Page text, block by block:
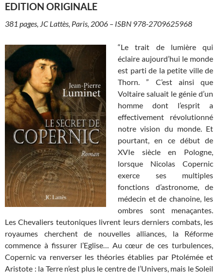
EDITION ORIGINALE
381 pages, JC Lattès, Paris, 2006 – ISBN 978-2709625968
“Le trait de lumière qui
éclaire aujourd’hui le monde
est parti de la petite ville de
Thorn. ” C’est ainsi que
Voltaire saluait le génie d’un
homme dont l’esprit a
effectivement révolutionné
notre vision du monde. Et
pourtant, en ce début de
XVIe siècle en Pologne,
lorsque Nicolas Copernic
exerce ses multiples
fonctions d’astronome, de
médecin et de chanoine, les
ombres sont menaçantes.
Les Chevaliers teutoniques livrent leurs derniers combats, les
royaumes cherchent de nouvelles alliances, la Réforme
commence à fissurer l’Eglise… Au cœur de ces turbulences,
Copernic va renverser les théories établies par Ptolémée et
Aristote : la Terre n’est plus le centre de l’Univers, mais le Soleil